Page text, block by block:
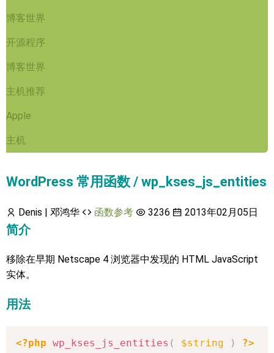
博客世界
开源程序
博客世界
主机推荐
Apple
主机
WordPress 常用函数 / wp_kses_js_entities
Denis | 邓鸿华 函数参考 3236 2013年02月05日
简介
移除在早期 Netscape 4 浏览器中发现的 HTML JavaScript
实体。
用法
<?php wp_kses_js_entities ( $string ) ?>